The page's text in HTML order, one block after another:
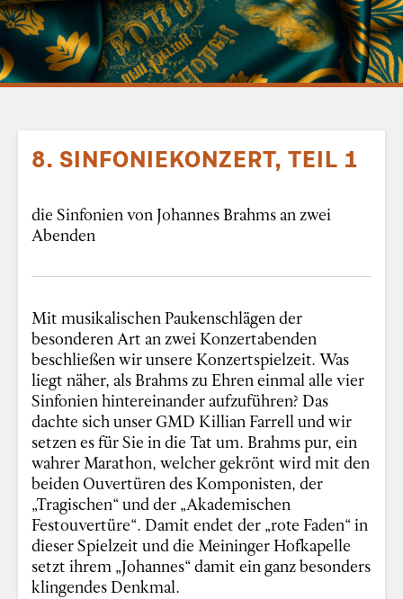
8. SINFONIEKONZERT, TEIL 1
die Sinfonien von Johannes Brahms an zwei
Abenden
Mit musikalischen Paukenschlägen der
besonderen Art an zwei Konzertabenden
beschließen wir unsere Konzertspielzeit. Was
liegt näher, als Brahms zu Ehren einmal alle vier
Sinfonien hintereinander aufzuführen? Das
dachte sich unser GMD Killian Farrell und wir
setzen es für Sie in die Tat um. Brahms pur, ein
wahrer Marathon, welcher gekrönt wird mit den
beiden Ouvertüren des Komponisten, der
„Tragischen“ und der „Akademischen
Festouvertüre“. Damit endet der „rote Faden“ in
dieser Spielzeit und die Meininger Hofkapelle
setzt ihrem „Johannes“ damit ein ganz besonders
klingendes Denkmal.